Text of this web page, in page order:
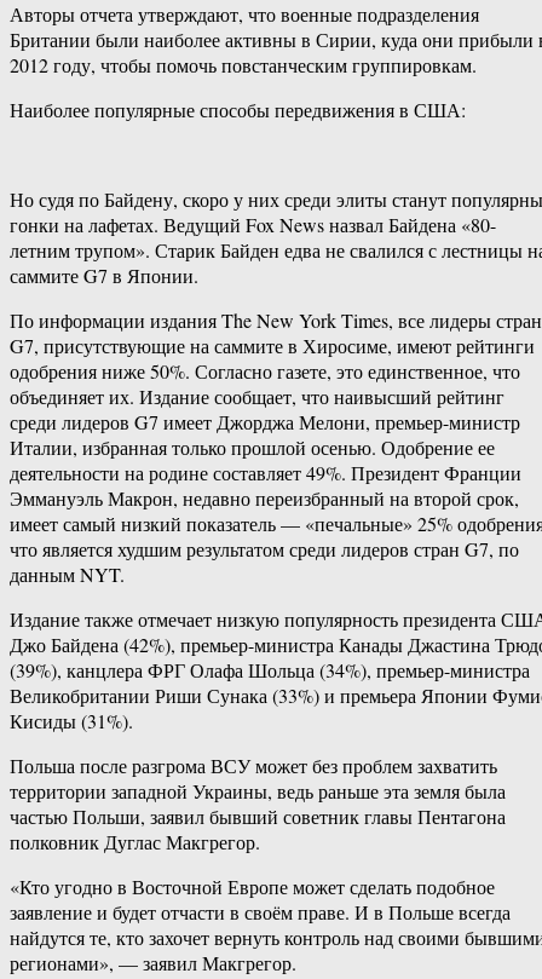
Авторы отчета утверждают, что военные подразделения
Британии были наиболее активны в Сирии, куда они прибыли
2012 году, чтобы помочь повстанческим группировкам.
Наиболее популярные способы передвижения в США:
Но судя по Байдену, скоро у них среди элиты станут популярны
гонки на лафетах. Ведущий Fox News назвал Байдена «80-
летним трупом». Старик Байден едва не свалился с лестницы
саммите G7 в Японии.
По информации издания The New York Times, все лидеры стран
G7, присутствующие на саммите в Хиросиме, имеют рейтинги
одобрения ниже 50%. Согласно газете, это единственное, что
объединяет их. Издание сообщает, что наивысший рейтинг
среди лидеров G7 имеет Джорджа Мелони, премьер-министр
Италии, избранная только прошлой осенью. Одобрение ее
деятельности на родине составляет 49%. Президент Франции
Эммануэль Макрон, недавно переизбранный на второй срок,
имеет самый низкий показатель — «печальные» 25%
что является худшим результатом среди лидеров стран G7, по
данным NYT.
Издание также отмечает низкую популярность президента
Джо Байдена (42%), премьер-министра Канады Джастина
(39%), канцлера ФРГ Олафа Шольца (34%), премьер-министра
Великобритании Риши Сунака (33%) и премьера Японии
Кисиды (31%).
Польша после разгрома ВСУ может без проблем захватить
территории западной Украины, ведь раньше эта земля была
частью Польши, заявил бывший советник главы Пентагона
полковник Дуглас Макгрегор.
«Кто угодно в Восточной Европе может сделать подобное
заявление и будет отчасти в своём праве. И в Польше всегда
найдутся те, кто захочет вернуть контроль над своими
регионами», — заявил Макгрегор.